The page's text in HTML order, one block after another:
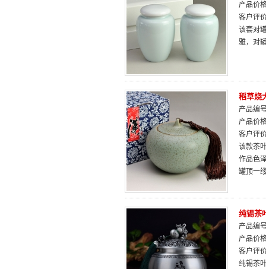
产品价
客户评
该套对
雅，对
稻草烧
产品编
产品价
客户评
该款茶
作品色
罐顶一
纯锡茶
产品编
产品价
客户评
纯锡茶